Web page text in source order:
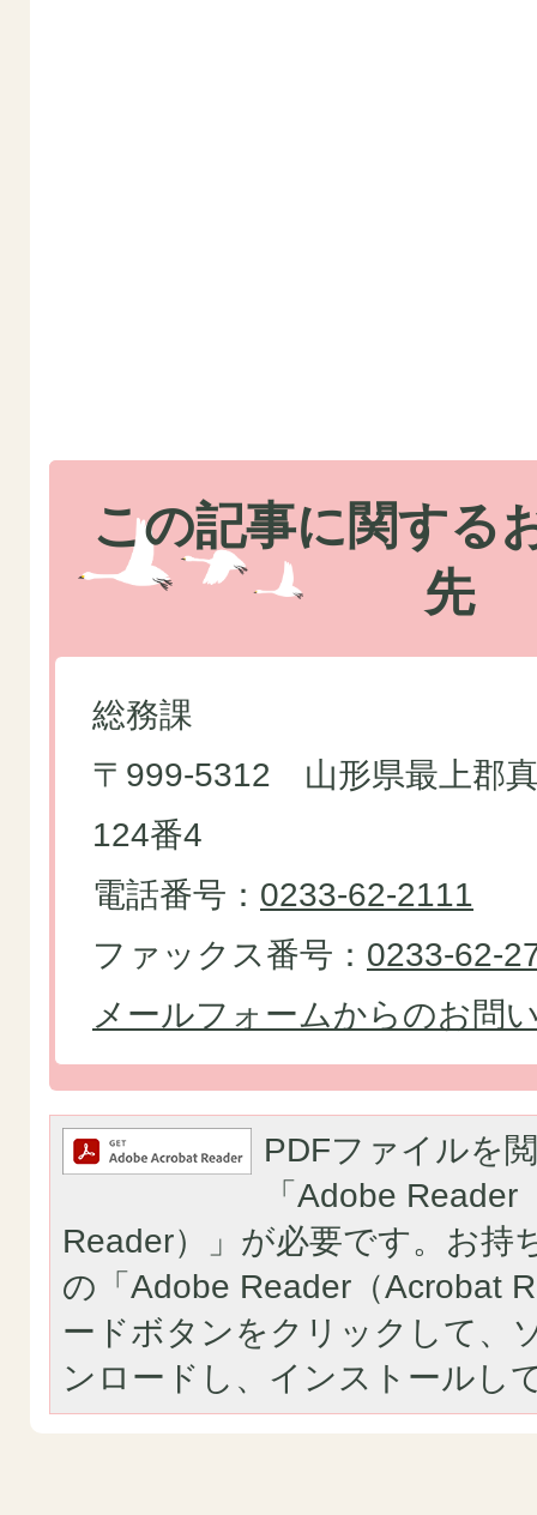
この記事に関する
先
総務課
〒999-5312 山形県最上郡
124番4
電話番号： 0233-62-2111
ファックス番号： 0233-62-
メールフォームからのお問
PDFファイルを
「Adobe Reader
Reader）」が必要です。お持
の「Adobe Reader（Acrobat
ードボタンをクリックして、
ンロードし、インストールし